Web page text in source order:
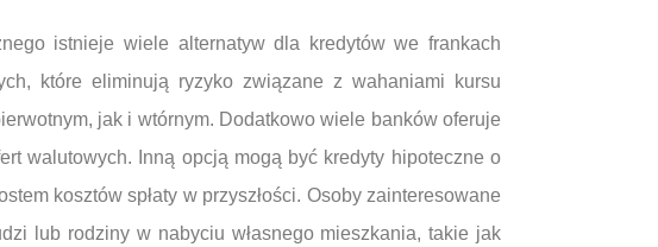
istnieje wiele alternatyw dla kredytów we frankach
które eliminują ryzyko związane z wahaniami kursu
jak i wtórnym. Dodatkowo wiele banków oferuje
walutowych. Inną opcją mogą być kredyty hipoteczne o
kosztów spłaty w przyszłości. Osoby zainteresowane
lub rodziny w nabyciu własnego mieszkania, takie jak